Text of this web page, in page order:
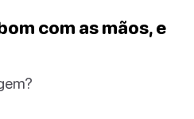
com as mãos, e